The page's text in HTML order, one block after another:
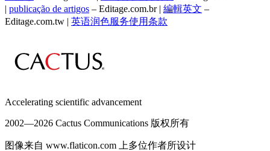
| publicação de artigos – Editage.com.br | 編輯英文 –
Editage.com.tw | 英语润色服务使用条款
Accelerating scientific advancement
2002—2026 Cactus Communications 版权所有
图像来自 www.flaticon.com 上多位作者所设计